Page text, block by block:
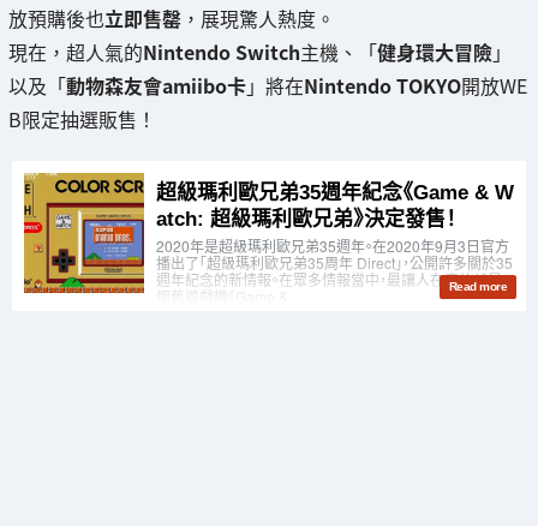
放預購後也立即售罄 ，展現驚人熱度。
現在，超人氣的Nintendo Switch主機、「健身環大冒險」
以及「動物森友會amiibo卡」將在Nintendo TOKYO開放WE
B限定抽選販售！